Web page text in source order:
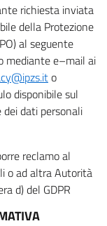
richiesta inviata
della Protezione
al seguente
mediante e–mail ai
o
disponibile sul
dati personali
reclamo al
o ad altra Autorità
d) del GDPR